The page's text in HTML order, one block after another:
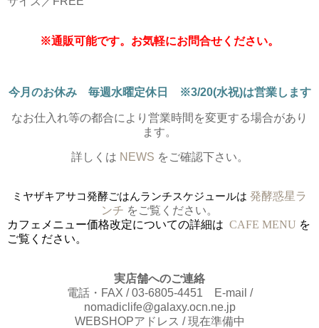
※通販可能です。お気軽にお問合せください。
今月のお休み 毎週水曜定休日 ※3/20(水祝)は営業します
なお仕入れ等の都合により営業時間を変更する場合があり
ます。
詳しくは NEWS をご確認下さい。
ミヤザキアサコ発酵ごはんランチスケジュールは 発酵惑星ラ
ンチ をご覧ください。
カフェメニュー価格改定についての詳細は CAFE MENU を
ご覧ください。
実店舗へのご連絡
電話・FAX / 03-6805-4451 E-mail /
nomadiclife@galaxy.ocn.ne.jp
WEBSHOPアドレス / 現在準備中